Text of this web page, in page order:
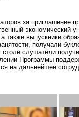
за приглашение
экономический
также выпускники
получали
столе слушатели
Программы
на дальнейшее